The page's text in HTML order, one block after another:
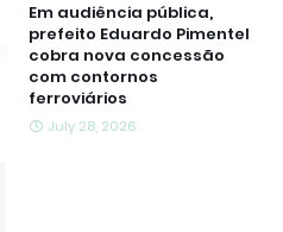
Em audiência pública,
prefeito Eduardo Pimentel
cobra nova concessão
com contornos
ferroviários
July 28, 2026